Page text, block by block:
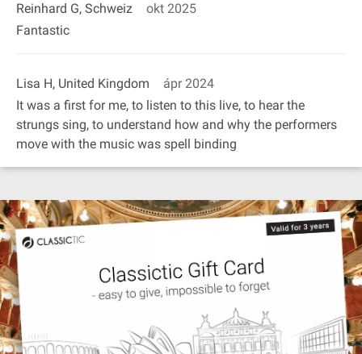
Reinhard G, Schweiz
okt 2025
Fantastic
Lisa H, United Kingdom
ápr 2024
It was a first for me, to listen to this live, to hear the
strungs sing, to understand how and why the performers
move with the music was spell binding